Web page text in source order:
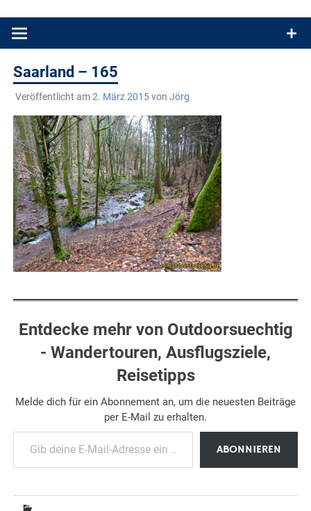
Produkttests und Buchrezensionen. Ein Blog für alle, die gern
Saarland – 165
Veröffentlicht am2. März 2015von Jörg
Entdecke mehr von Outdoorsuechtig
- Wandertouren, Ausflugsziele,
Reisetipps
Melde dich für ein Abonnement an, um die neuesten Beiträge
per E-Mail zu erhalten.
Gib deine E-Mail-Adresse ein ...
ABONNIEREN